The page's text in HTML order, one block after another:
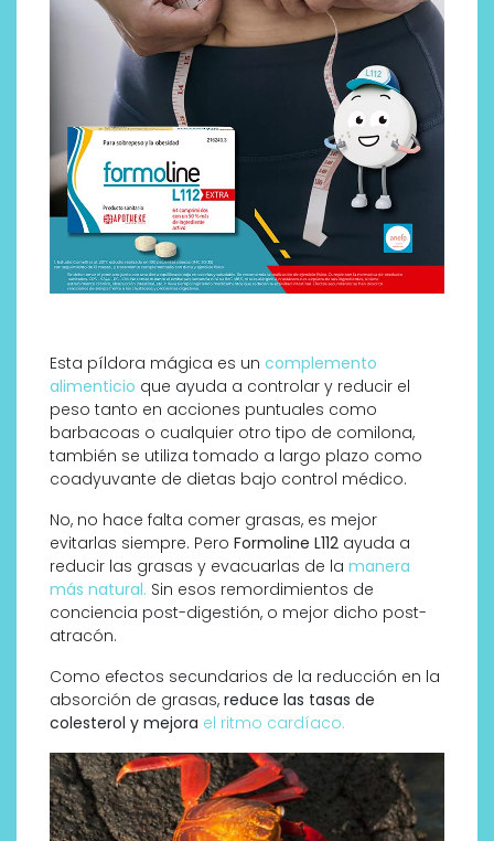
Esta píldora mágica es un complemento
alimenticio que ayuda a controlar y reducir el
peso tanto en acciones puntuales como
barbacoas o cualquier otro tipo de comilona,
también se utiliza tomado a largo plazo como
coadyuvante de dietas bajo control médico.
No, no hace falta comer grasas, es mejor
evitarlas siempre. Pero Formoline L112 ayuda a
reducir las grasas y evacuarlas de la manera
más natural. Sin esos remordimientos de
conciencia post-digestión, o mejor dicho post-
atracón.
Como efectos secundarios de la reducción en la
absorción de grasas, reduce las tasas de
colesterol y mejora el ritmo cardíaco.